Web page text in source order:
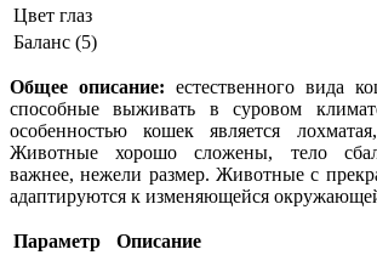
Цвет глаз
Баланс (5)
Общее описание: естественного вида
способные выживать в суровом
особенностью кошек является
Животные хорошо сложены, тело
важнее, нежели размер. Животные с
адаптируются к изменяющейся
Параметр
Описание